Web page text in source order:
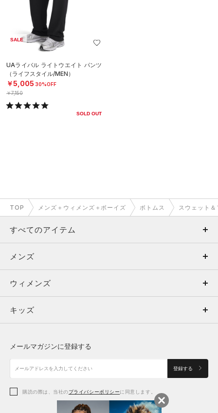
SALE
UAライバル ライトウエイト パンツ
（ライフスタイル/MEN）
￥5,005 30%OFF
￥7,150
SOLD OUT
TOP メンズ＋ウィメンズ＋ボーイズ ボトムス スウェット
すべてのアイテム
メンズ
ウィメンズ
キッズ
アクセサリー
メンズ
トップス
ボトムス
アクセサリー
ウィメンズ
トップス
シューズ
アクセサリー
キッズ
シューズ
メールマガジンに登録する
登録する
購読の際は、当社のプライバシーポリシーに同意します。